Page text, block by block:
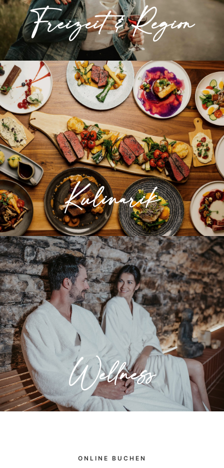
Freizeit & Region
» Mehr erfahren
Kulinarik
Kulinarik
Geselliges Miteinander, interessante
Gespräche und dazu eine gute Küche – das
ist unsere Kulinarik im RODDERHOF,
» Mehr erfahren
Wellness
Wellness
Entspannung für Körper und Seele. Lassen
Sie sich in unserem Wellness- und
Saunabereich verwöhnen.
» Mehr erfahren
ONLINE BUCHEN